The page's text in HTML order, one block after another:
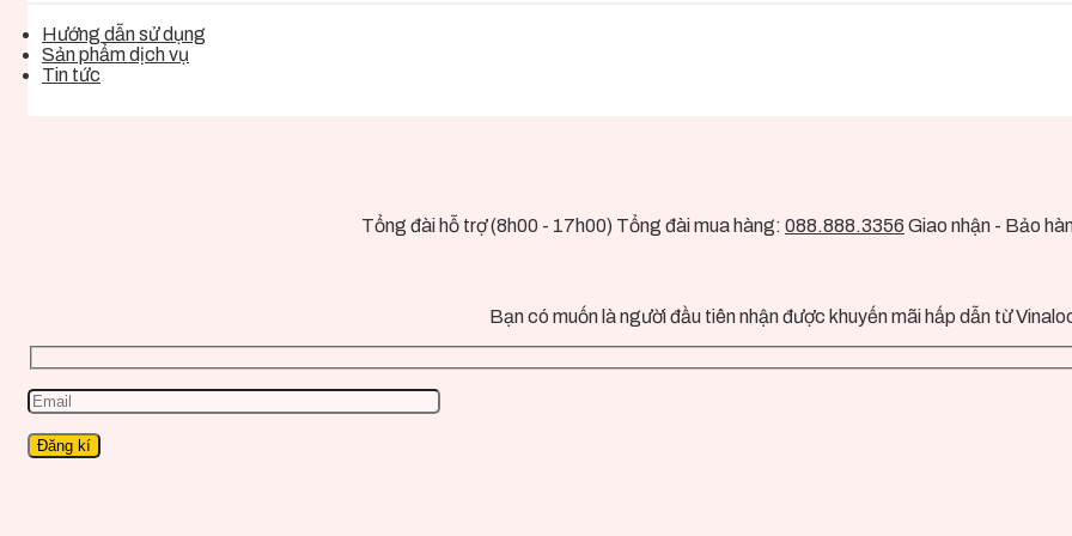
Hướng dẫn sử dụng
Sản phẩm dịch vụ
Tin tức
Tổng đài hỗ trợ (8h00 - 17h00) Tổng đài mua hàng: 088.888.3356 Giao nhận - Bảo
Bạn có muốn là người đầu tiên nhận được khuyến mãi hấp dẫn từ